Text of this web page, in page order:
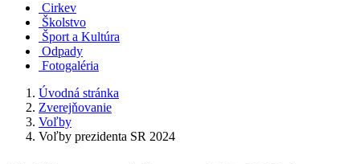
Cirkev
Školstvo
Šport a Kultúra
Odpady
Fotogaléria
Úvodná stránka
Zverejňovanie
Voľby
Voľby prezidenta SR 2024